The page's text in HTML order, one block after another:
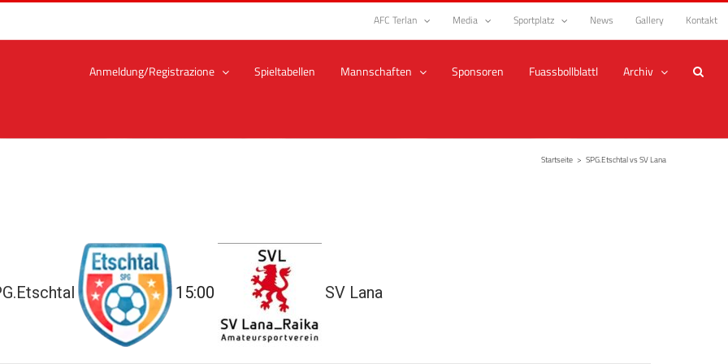
AFC Terlan Media Sportplatz News Gallery Kontakt
Anmeldung/Registrazione Spieltabellen Mannschaften Sponsoren Fuassbollblattl Archiv
Startseite > SPG.Etschtal vs SV Lana
15:00 SV Lana